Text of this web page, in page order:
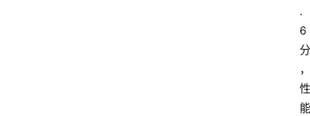
.
6
分
，
性
能